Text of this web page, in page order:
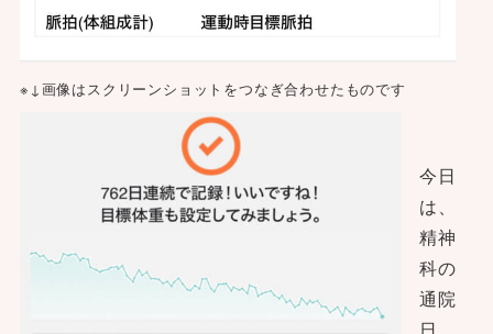
※↓画像はスクリーンショットをつなぎ合わせたものです
今日
は、
精神
科の
通院
日。